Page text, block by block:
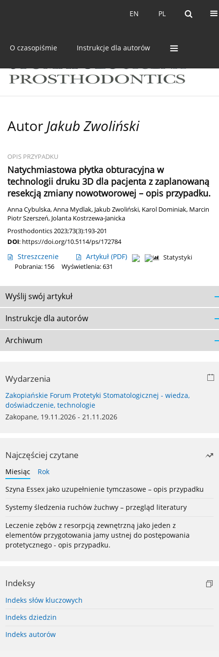
PL
EN PL
EN
O czasopiśmie Instrukcje dla autorów
Autor Jakub Zwoliński
OPIS PRZYPADKU
Natychmiastowa płytka obturacyjna w
technologii druku 3D dla pacjenta z zaplanowaną
resekcją zmiany nowotworowej – opis przypadku.
Anna Cybulska,Anna Mydlak, Jakub Zwoliński, Karol Dominiak, Marcin
Piotr Szerszeń, Jolanta Kostrzewa-Janicka
Prosthodontics 2023;73(3):193-201
DOI: https://doi.org/10.5114/ps/172784
Streszczenie Artykuł (PDF)
Statystyki
Pobrania: 156
Wyświetlenia: 631
Wyślij swój artykuł
Instrukcje dla autorów
Archiwum
Wydarzenia
Zakopiańskie Forum Protetyki Stomatologicznej - wiedza,
doświadczenie, technologie
Zakopane, 19.11.2026 - 21.11.2026
Najczęściej czytane
Miesiąc
Rok
Szyna Essex jako uzupełnienie tymczasowe – opis przypadku
Systemy śledzenia ruchów żuchwy – przegląd literatury
Leczenie zębów z resorpcją zewnętrzną jako jeden z
elementów przygotowania jamy ustnej do postępowania
protetycznego - opis przypadku.
Indeksy
Indeks słów kluczowych
Indeks dziedzin
Indeks autorów